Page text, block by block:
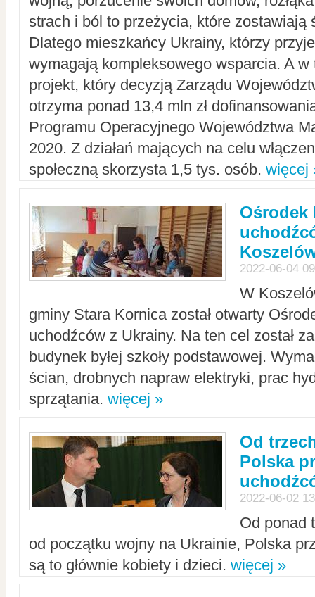
strach i ból to przeżycia, które zostawiają
Dlatego mieszkańcy Ukrainy, którzy
wymagają kompleksowego wsparcia. A w
projekt, który decyzją Zarządu
otrzyma ponad 13,4 mln zł
Programu Operacyjnego Województwa
2020. Z działań mających na celu
społeczną skorzysta 1,5 tys. osób. więcej
Ośrodek
2022-06-04
W
gminy Stara Kornica został otwarty
uchodźców z Ukrainy. Na ten cel został
budynek byłej szkoły podstawowej.
ścian, drobnych napraw elektryki, prac
sprzątania. więcej »
Od
Polska
2022-06-02
Od ponad
od początku wojny na Ukrainie, Polska
są to głównie kobiety i dzieci. więcej »